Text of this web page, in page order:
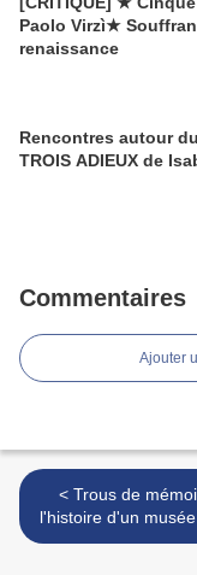
Paolo Virzì★
renaissance
Rencontres autour
TROIS ADIEUX de
Commentaires
Ajouter
< Trous de mémoire :
l'histoire d'un musée
guerre d'Algérie